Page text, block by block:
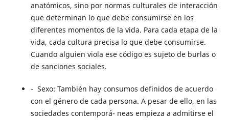
anatómicos, sino por normas culturales de interacción
que determinan lo que debe consumirse en los
diferentes momentos de la vida. Para cada etapa de la
vida, cada cultura precisa lo que debe consumirse.
Cuando alguien viola ese código es sujeto de burlas o
de sanciones sociales.
- Sexo: También hay consumos definidos de acuerdo
con el género de cada persona. A pesar de ello, en las
sociedades contemporá- neas empieza a admitirse el